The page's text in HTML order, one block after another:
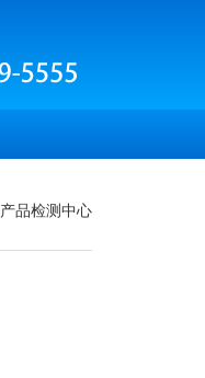
产品检测中心